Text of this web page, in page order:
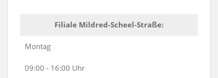
Filiale Mildred-Scheel-Straße:
Montag
09:00 - 16:00 Uhr